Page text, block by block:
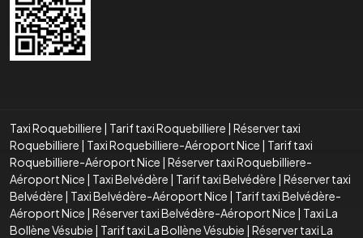
Taxi Roquebilliere | Tarif taxi Roquebilliere | Réserver taxi
Roquebilliere | Taxi Roquebilliere-Aéroport Nice | Tarif taxi
Roquebilliere-Aéroport Nice | Réserver taxi Roquebilliere-
Aéroport Nice | Taxi Belvédère | Tarif taxi Belvédère | Réserver taxi
Belvédère | Taxi Belvédère-Aéroport Nice | Tarif taxi Belvédère-
Aéroport Nice | Réserver taxi Belvédère-Aéroport Nice | Taxi La
Bollène Vésubie | Tarif taxi La Bollène Vésubie | Réserver taxi La